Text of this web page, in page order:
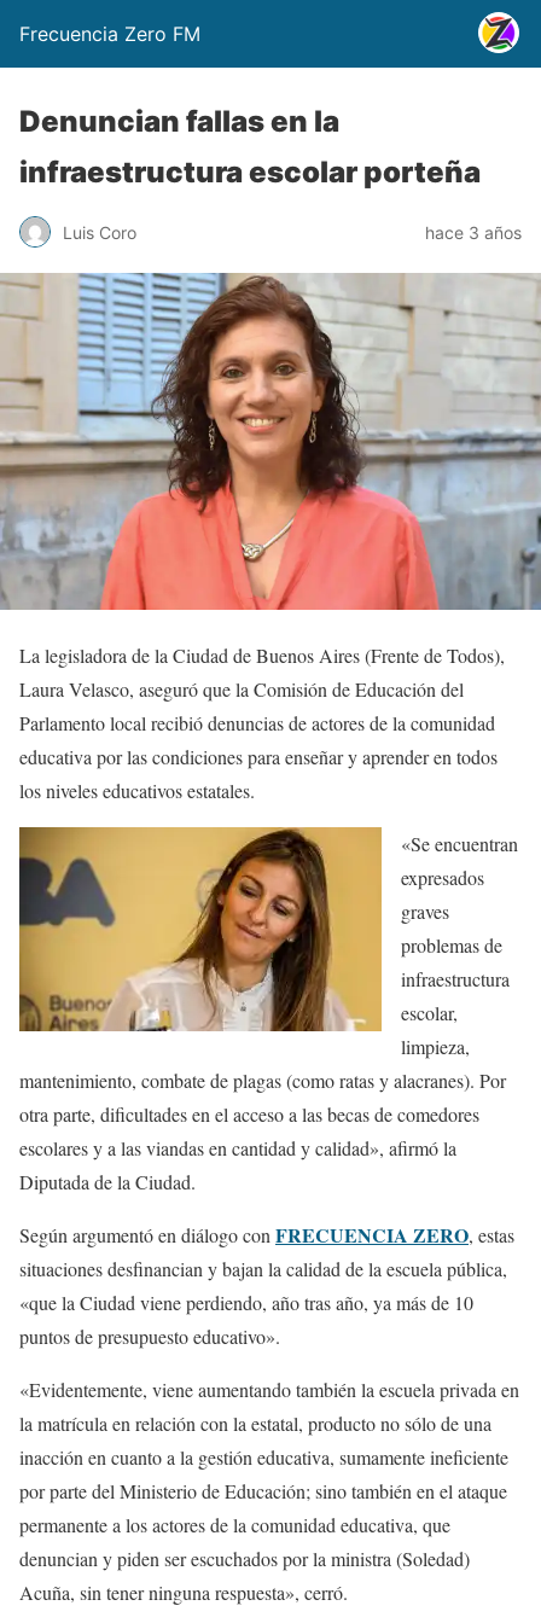
Frecuencia Zero FM
Denuncian fallas en la
infraestructura escolar porteña
Luis Coro hace 3 años
La legisladora de la Ciudad de Buenos Aires (Frente de Todos),
Laura Velasco, aseguró que la Comisión de Educación del
Parlamento local recibió denuncias de actores de la comunidad
educativa por las condiciones para enseñar y aprender en todos
los niveles educativos estatales.
«Se encuentran
expresados
graves
problemas de
infraestructura
escolar,
limpieza,
mantenimiento, combate de plagas (como ratas y alacranes). Por
otra parte, dificultades en el acceso a las becas de comedores
escolares y a las viandas en cantidad y calidad», afirmó la
Diputada de la Ciudad.
Según argumentó en diálogo con FRECUENCIA ZERO, estas
situaciones desfinancian y bajan la calidad de la escuela pública,
«que la Ciudad viene perdiendo, año tras año, ya más de 10
puntos de presupuesto educativo».
«Evidentemente, viene aumentando también la escuela privada en
la matrícula en relación con la estatal, producto no sólo de una
inacción en cuanto a la gestión educativa, sumamente ineficiente
por parte del Ministerio de Educación; sino también en el ataque
permanente a los actores de la comunidad educativa, que
denuncian y piden ser escuchados por la ministra (Soledad)
Acuña, sin tener ninguna respuesta», cerró.